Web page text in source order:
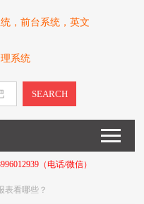
，前台系统，英文
系统
SEARCH
（电话/微信）
表看哪些？